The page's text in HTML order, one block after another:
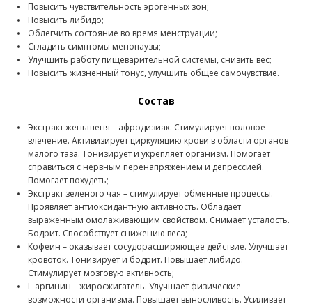
Повысить чувствительность эрогенных зон;
Повысить либидо;
Облегчить состояние во время менструации;
Сгладить симптомы менопаузы;
Улучшить работу пищеварительной системы, снизить вес;
Повысить жизненный тонус, улучшить общее самочувствие.
Состав
Экстракт женьшеня – афродизиак. Стимулирует половое
влечение. Активизирует циркуляцию крови в области органов
малого таза. Тонизирует и укрепляет организм. Помогает
справиться с нервным перенапряжением и депрессией.
Помогает похудеть;
Экстракт зеленого чая – стимулирует обменные процессы.
Проявляет антиоксидантную активность. Обладает
выраженным омолаживающим свойством. Снимает усталость.
Бодрит. Способствует снижению веса;
Кофеин – оказывает сосудорасширяющее действие. Улучшает
кровоток. Тонизирует и бодрит. Повышает либидо.
Стимулирует мозговую активность;
L-аргинин – жиросжигатель. Улучшает физические
возможности организма. Повышает выносливость. Усиливает